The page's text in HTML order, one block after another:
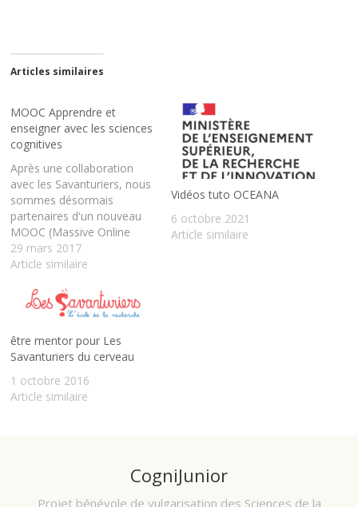
Articles similaires
MOOC Apprendre et
enseigner avec les sciences
cognitives
Après une collaboration
avec les Savanturiers, nous
sommes désormais
partenaires d'un nouveau
MOOC (Massive Online
Open Course), également à
destination des
apprenants et formateurs.
Intitulé "Apprendre et
Cognitives" il démarre le 13
avril 2017, et s'étale sur 6
semaines, à raison
d’environ une heure par
29 mars 2017
Article similaire
Vidéos tuto OCEANA
6 octobre 2021
Article similaire
être mentor pour Les
Savanturiers du cerveau
1 octobre 2016
Article similaire
CogniJunior
Projet bénévole de vulgarisation des Sciences de la